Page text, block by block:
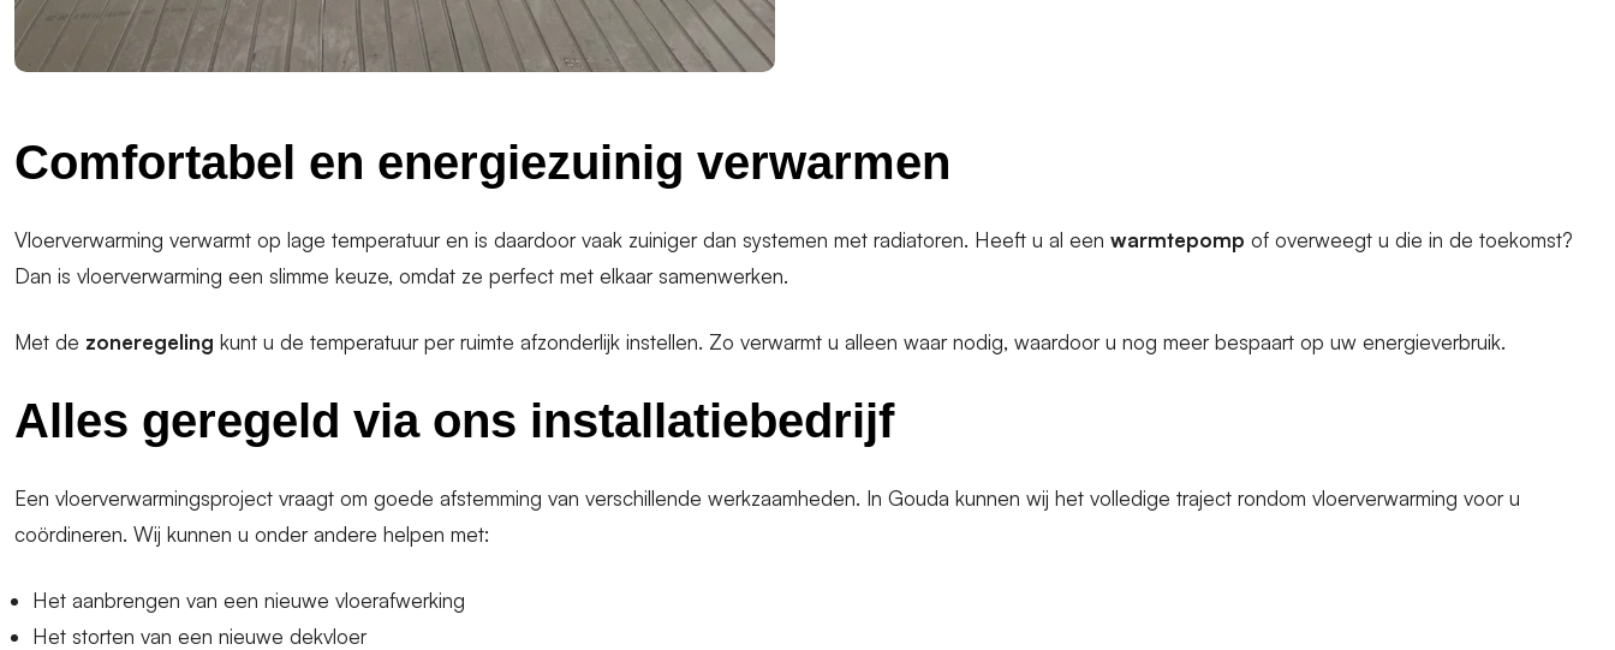
Comfortabel en energiezuinig verwarmen
Vloerverwarming verwarmt op lage temperatuur en is daardoor vaak zuiniger dan systemen met radiatoren. Heeft u al een warmtepomp of overweegt u die in de toekomst?
Dan is vloerverwarming een slimme keuze, omdat ze perfect met elkaar samenwerken.
Met de zoneregeling kunt u de temperatuur per ruimte afzonderlijk instellen. Zo verwarmt u alleen waar nodig, waardoor u nog meer bespaart op uw energieverbruik.
Alles geregeld via ons installatiebedrijf
Een vloerverwarmingsproject vraagt om goede afstemming van verschillende werkzaamheden. In Gouda kunnen wij het volledige traject rondom vloerverwarming voor u
coördineren. Wij kunnen u onder andere helpen met:
Het aanbrengen van een nieuwe vloerafwerking
Het storten van een nieuwe dekvloer